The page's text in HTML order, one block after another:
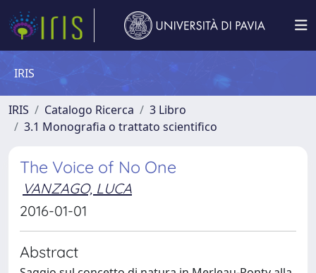
IRIS
IRIS Catalogo Ricerca
3 Libro
3.1 Monografia o trattato scientifico
The Voice of No One
VANZAGO, LUCA
2016-01-01
Abstract